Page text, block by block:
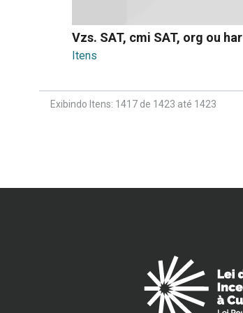
Vzs. SAT, cmi SAT, org ou har
Itens
Exibindo Itens: 1417 de 1423 até 1423